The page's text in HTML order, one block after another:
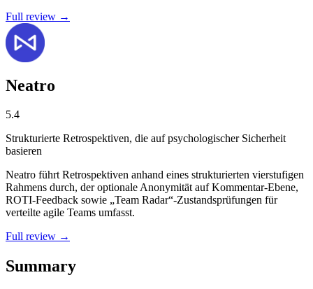
Full review →
Neatro
5.4
Strukturierte Retrospektiven, die auf psychologischer Sicherheit
basieren
Neatro führt Retrospektiven anhand eines strukturierten vierstufigen
Rahmens durch, der optionale Anonymität auf Kommentar-Ebene,
ROTI-Feedback sowie „Team Radar“-Zustandsprüfungen für
verteilte agile Teams umfasst.
Full review →
Summary